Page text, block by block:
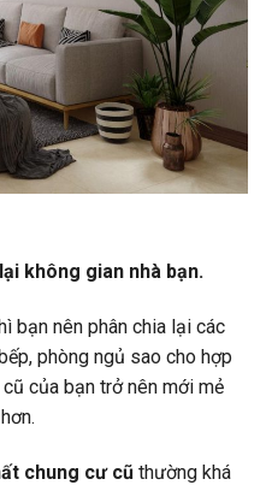
không gian nhà bạn.
bạn nên phân chia lại các
phòng ngủ sao cho hợp
của bạn trở nên mới mẻ
chung cư cũ thường khá